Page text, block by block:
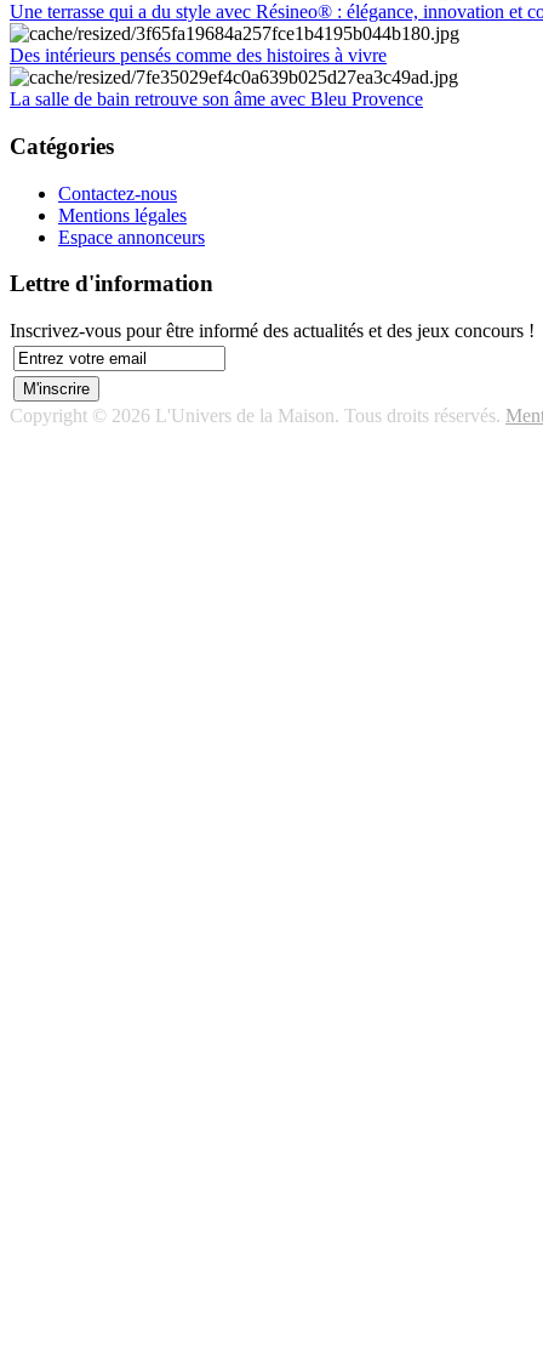
Une terrasse qui a du style avec Résineo® : élégance, innovation et
Des intérieurs pensés comme des histoires à vivre
La salle de bain retrouve son âme avec Bleu Provence
Catégories
Contactez-nous
Mentions légales
Espace annonceurs
Lettre d'information
Inscrivez-vous pour être informé des actualités et des jeux concours !
Copyright © 2026 L'Univers de la Maison. Tous droits réservés.